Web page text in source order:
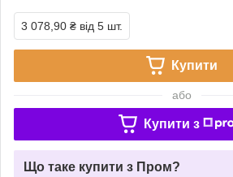
3 078,90 ₴ від 5 шт.
Купити
або
Купити з
Що таке купити з Пром?